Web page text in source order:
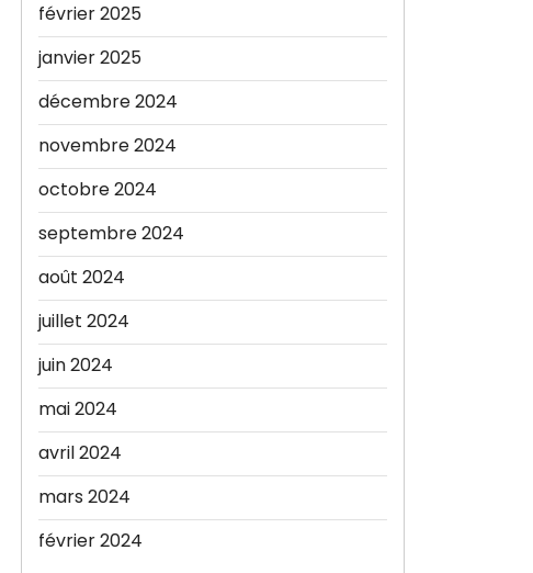
février 2025
janvier 2025
décembre 2024
novembre 2024
octobre 2024
septembre 2024
août 2024
juillet 2024
juin 2024
mai 2024
avril 2024
mars 2024
février 2024